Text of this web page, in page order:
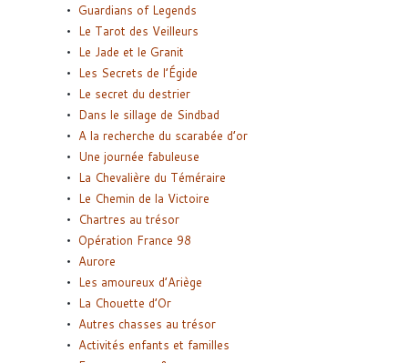
Guardians of Legends
Le Tarot des Veilleurs
Le Jade et le Granit
Les Secrets de l’Égide
Le secret du destrier
Dans le sillage de Sindbad
A la recherche du scarabée d’or
Une journée fabuleuse
La Chevalière du Téméraire
Le Chemin de la Victoire
Chartres au trésor
Opération France 98
Aurore
Les amoureux d’Ariège
La Chouette d’Or
Autres chasses au trésor
Activités enfants et familles